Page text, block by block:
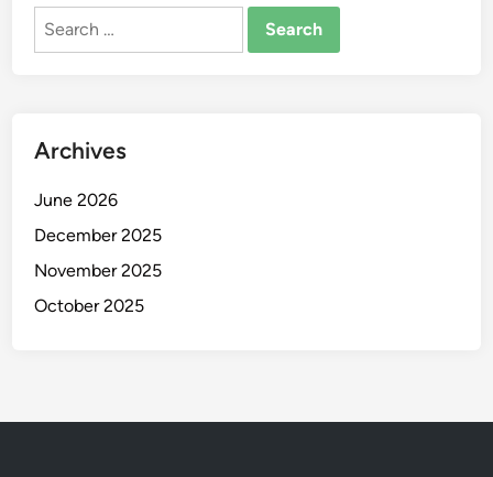
Search
Archives
June 2026
December 2025
November 2025
October 2025